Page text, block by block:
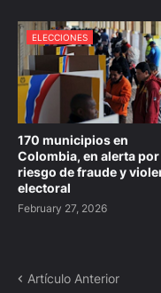
ELECCIONES
170 municipios en
Colombia, en alerta por
riesgo de fraude y
electoral
February 27, 2026
Artículo Anterior